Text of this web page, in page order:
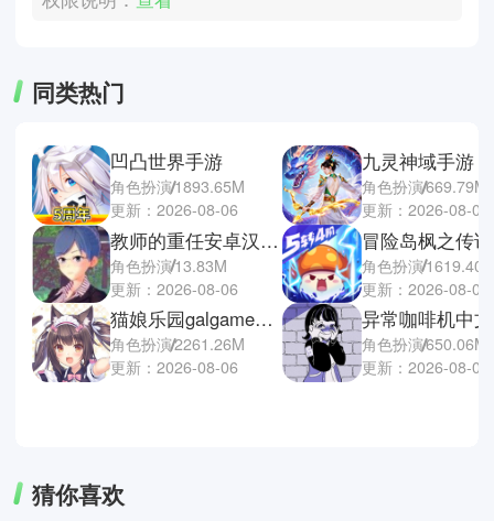
同类热门
凹凸世界手游
角色扮演1893.65M
更新：2026-08-06
教师的重任安卓汉化版
角色扮演13.83M
更新：2026-08-06
猫娘乐园galgame游戏
角色扮演2261.26M
更新：2026-08-06
九灵神域手游
角色扮演669.79M
更新：2026-08-06
角色扮演
更新：2026-08-06
异常咖啡机中
角色扮演650.06M
更新：2026-08-06
猜你喜欢